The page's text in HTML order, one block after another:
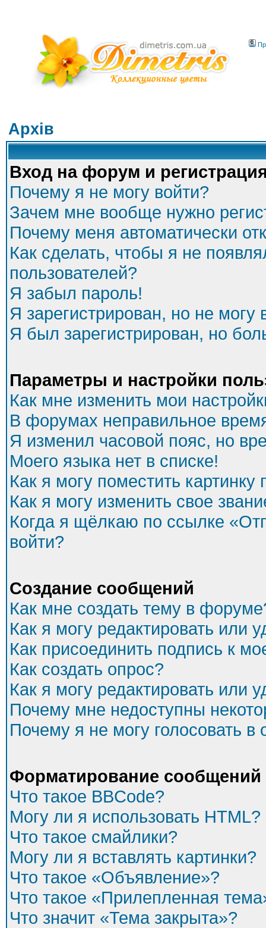
Архів
Вход на форум и
Почему я не могу войти?
Зачем мне вообще нужно
Почему меня автоматически
Как сделать, чтобы я не
пользователей?
Я забыл пароль!
Я зарегистрирован, но не могу
Я был зарегистрирован, но
Параметры и настройки
Как мне изменить мои
В форумах неправильное
Я изменил часовой пояс, но
Моего языка нет в списке!
Как я могу поместить
Как я могу изменить свое
Когда я щёлкаю по ссылке
войти?
Создание сообщений
Как мне создать тему в
Как я могу редактировать или
Как присоединить подпись к
Как создать опрос?
Как я могу редактировать или
Почему мне недоступны
Почему я не могу голосовать в
Форматирование
Что такое BBCode?
Могу ли я использовать HTML?
Что такое смайлики?
Могу ли я вставлять картинки?
Что такое «Объявление»?
Что такое «Прилепленная
Что значит «Тема закрыта»?